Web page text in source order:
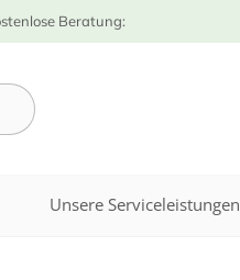
Beratung:
Unsere Serviceleistungen